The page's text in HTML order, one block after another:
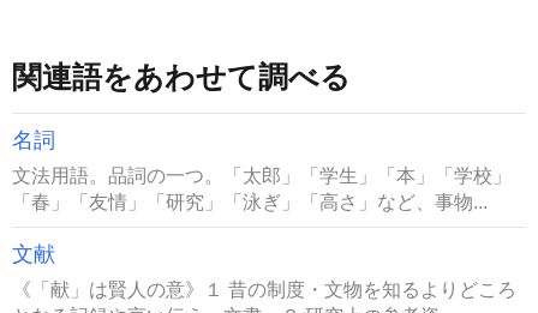
関連語をあわせて調べる
名詞
文法用語。品詞の一つ。「太郎」「学生」「本」「学校」
「春」「友情」「研究」「泳ぎ」「高さ」など、事物...
文献
《「献」は賢人の意》１ 昔の制度・文物を知るよりどころ